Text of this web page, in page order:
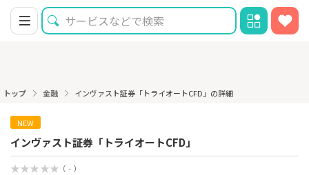
トップ 金融 インヴァスト証券「トライオートCFD」の詳細
NEW
インヴァスト証券「トライオートCFD」
（ - ）